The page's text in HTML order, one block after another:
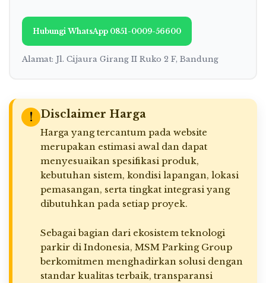
Hubungi WhatsApp 0851-0009-56600
Alamat: Jl. Cijaura Girang II Ruko 2 F, Bandung
! Disclaimer Harga
Harga yang tercantum pada website
merupakan estimasi awal dan dapat
menyesuaikan spesifikasi produk,
kebutuhan sistem, kondisi lapangan, lokasi
pemasangan, serta tingkat integrasi yang
dibutuhkan pada setiap proyek.
Sebagai bagian dari ekosistem teknologi
parkir di Indonesia, MSM Parking Group
berkomitmen menghadirkan solusi dengan
standar kualitas terbaik, transparansi